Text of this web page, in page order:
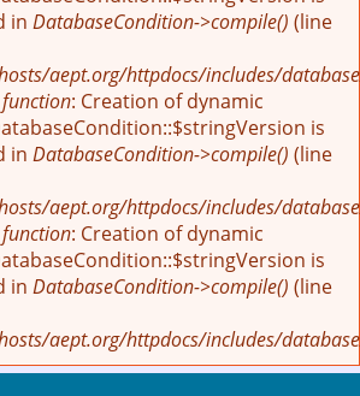
in DatabaseCondition->compile() (line
aept.org/httpdocs/includes/
: Creation of dynamic
is
in DatabaseCondition->compile() (line
aept.org/httpdocs/includes/
: Creation of dynamic
is
in DatabaseCondition->compile() (line
aept.org/httpdocs/includes/